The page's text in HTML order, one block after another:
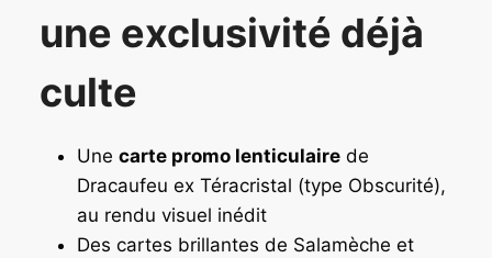
une exclusivité déjà
culte
Une carte promo lenticulaire de
Dracaufeu ex Téracristal (type Obscurité),
au rendu visuel inédit
Des cartes brillantes de Salamèche et